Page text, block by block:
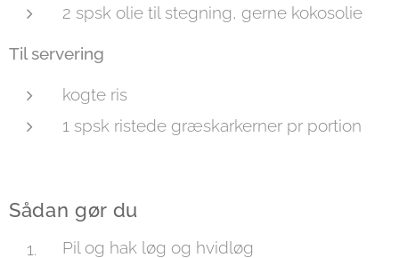
2 spsk olie til stegning, gerne kokosolie
Til servering
kogte ris
1 spsk ristede græskarkerner pr portion
Sådan gør du
Pil og hak løg og hvidløg